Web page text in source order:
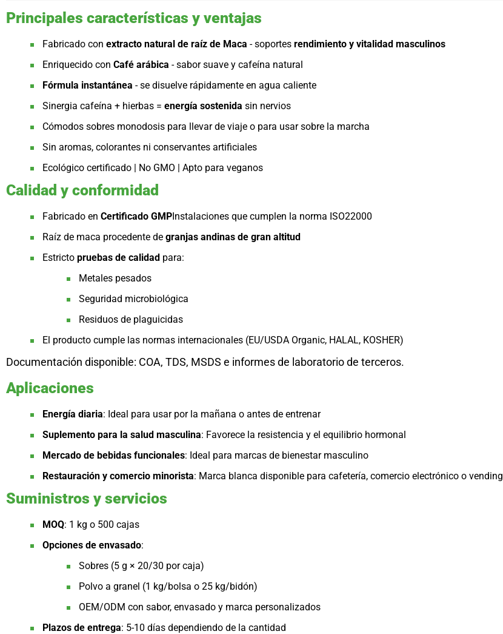
Principales características y ventajas
Fabricado con extracto natural de raíz de Maca - soportes rendimiento y vitalidad masculinos
Enriquecido con Café arábica - sabor suave y cafeína natural
Fórmula instantánea - se disuelve rápidamente en agua caliente
Sinergia cafeína + hierbas = energía sostenida sin nervios
Cómodos sobres monodosis para llevar de viaje o para usar sobre la marcha
Sin aromas, colorantes ni conservantes artificiales
Ecológico certificado | No GMO | Apto para veganos
Calidad y conformidad
Fabricado en Certificado GMP Instalaciones que cumplen la norma ISO22000
Raíz de maca procedente de granjas andinas de gran altitud
Estricto pruebas de calidad para:
Metales pesados
Seguridad microbiológica
Residuos de plaguicidas
El producto cumple las normas internacionales (EU/USDA Organic, HALAL, KOSHER)
Documentación disponible: COA, TDS, MSDS e informes de laboratorio de terceros.
Aplicaciones
Energía diaria: Ideal para usar por la mañana o antes de entrenar
Suplemento para la salud masculina: Favorece la resistencia y el equilibrio hormonal
Mercado de bebidas funcionales: Ideal para marcas de bienestar masculino
Restauración y comercio minorista: Marca blanca disponible para cafetería, comercio electrónico o vending
Suministros y servicios
MOQ: 1 kg o 500 cajas
Opciones de envasado:
Sobres (5 g × 20/30 por caja)
Polvo a granel (1 kg/bolsa o 25 kg/bidón)
OEM/ODM con sabor, envasado y marca personalizados
Plazos de entrega: 5-10 días dependiendo de la cantidad